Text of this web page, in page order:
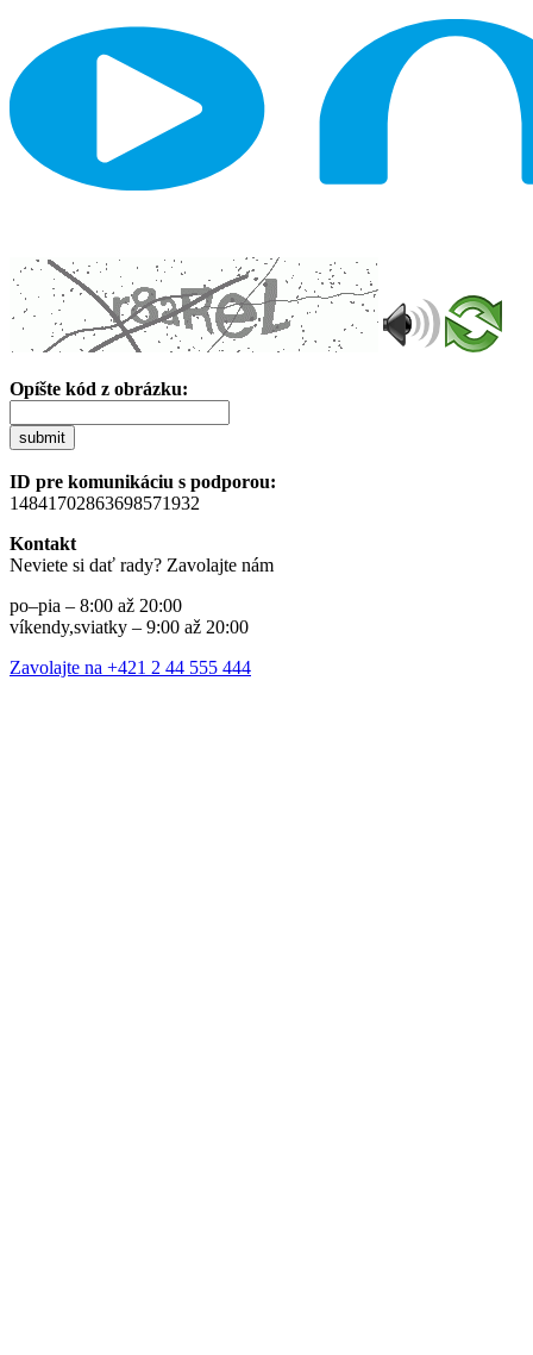
Opíšte kód z obrázku:
submit
ID pre komunikáciu s podporou:
14841702863698571932
Kontakt
Neviete si dať rady? Zavolajte nám
po–pia – 8:00 až 20:00
víkendy,sviatky – 9:00 až 20:00
Zavolajte na +421 2 44 555 444